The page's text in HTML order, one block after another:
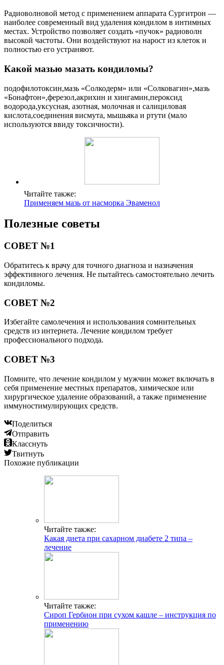
Радиоволновой метод с применением аппарата Сургитрон —
наиболее современный вид удаления кондилом в интимных
местах. Устройство позволяет создать «пучок» радиоволн
высокой частоты. Они воздействуют на нарост из клеток и
полностью его устраняют.
Какой мазью мазать кондиломы?
подофилотоксин,мазь «Солкодерм» или «Солковагин»,мазь
«Бонафтон»,ферезол,акрихин и хингамин,пероксид
водорода,уксусная, азотная, молочная и салициловая
кислота,соединения висмута, мышьяка и ртути (мало
используются ввиду токсичности).
Читайте также:
Применяем мазь от насморка Эваменол
Полезные советы
СОВЕТ №1
Обратитесь к врачу для точного диагноза и назначения
эффективного лечения. Не пытайтесь самостоятельно лечить
кондиломы.
СОВЕТ №2
Избегайте самолечения и использования сомнительных
средств из интернета. Лечение кондилом требует
профессионального подхода.
СОВЕТ №3
Помните, что лечение кондилом у мужчин может включать в
себя применение местных препаратов, химическое или
хирургическое удаление образований, а также применение
иммуностимулирующих средств.
Поделиться
Отправить
Класснуть
Твитнуть
Похожие публикации
Читайте также:
Какая диета при сахарном диабете 2 типа –
лечение
Читайте также:
Сироп Гербион при сухом кашле – инструкция по
применению